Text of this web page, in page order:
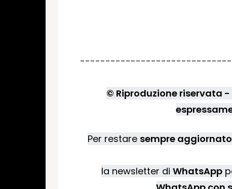
© Riproduzione riservata
Per restare sempre
la newsletter di WhatsApp